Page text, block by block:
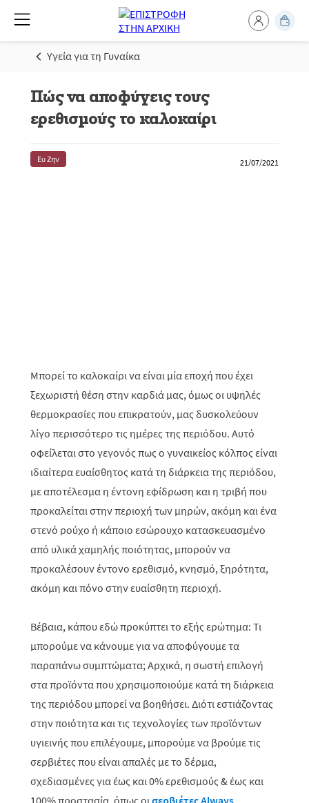
Υγεία για τη Γυναίκα
Πώς να αποφύγεις τους
ερεθισμούς το καλοκαίρι
Ευ Ζην 21/07/2021
Μπορεί το καλοκαίρι να είναι μία εποχή που έχει
ξεχωριστή θέση στην καρδιά μας, όμως οι υψηλές
θερμοκρασίες που επικρατούν, μας δυσκολεύουν
λίγο περισσότερο τις ημέρες της περιόδου. Αυτό
οφείλεται στο γεγονός πως ο γυναικείος κόλπος είναι
ιδιαίτερα ευαίσθητος κατά τη διάρκεια της περιόδου,
με αποτέλεσμα η έντονη εφίδρωση και η τριβή που
προκαλείται στην περιοχή των μηρών, ακόμη και ένα
στενό ρούχο ή κάποιο εσώρουχο κατασκευασμένο
από υλικά χαμηλής ποιότητας, μπορούν να
προκαλέσουν έντονο ερεθισμό, κνησμό, ξηρότητα,
ακόμη και πόνο στην ευαίσθητη περιοχή.
Βέβαια, κάπου εδώ προκύπτει το εξής ερώτημα: Τι
μπορούμε να κάνουμε για να αποφύγουμε τα
παραπάνω συμπτώματα; Αρχικά, η σωστή επιλογή
στα προϊόντα που χρησιμοποιούμε κατά τη διάρκεια
της περιόδου μπορεί να βοηθήσει. Διότι εστιάζοντας
στην ποιότητα και τις τεχνολογίες των προϊόντων
υγιεινής που επιλέγουμε, μπορούμε να βρούμε τις
σερβιέτες που είναι απαλές με το δέρμα,
σχεδιασμένες για έως και 0% ερεθισμούς & έως και
100% προστασία, όπως οισερβιέτες Always